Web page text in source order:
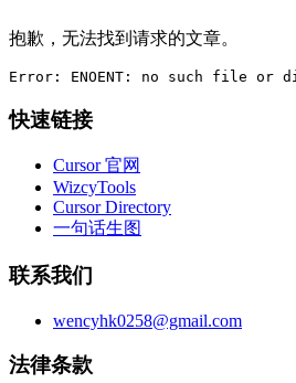
抱歉，无法找到请求的文章。
Error: ENOENT: no such file
快速链接
Cursor 官网
WizcyTools
Cursor Directory
一句话生图
联系我们
wencyhk0258@gmail.com
法律条款